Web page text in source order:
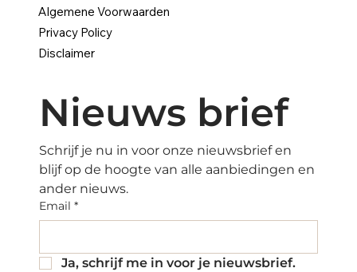
Nieuws brief
Schrijf je nu in voor onze nieuwsbrief en
blijf op de hoogte van alle aanbiedingen en
ander nieuws.
Email *
Ja, schrijf me in voor je nieuwsbrief.
Algemene Voorwaarden
Privacy Policy
Disclaimer